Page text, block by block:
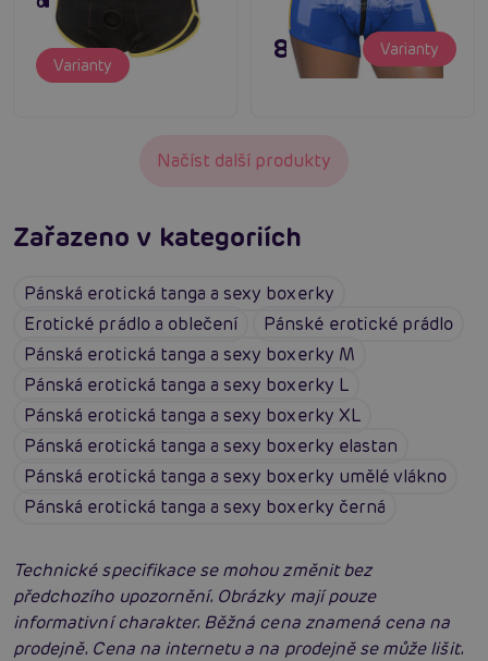
Varianty 895 Kč Varianty
Načíst další produkty
Zařazeno v kategoriích
Pánská erotická tanga a sexy boxerky
Erotické prádlo a oblečení
Pánské erotické prádlo
Pánská erotická tanga a sexy boxerky M
Pánská erotická tanga a sexy boxerky L
Pánská erotická tanga a sexy boxerky XL
Pánská erotická tanga a sexy boxerky elastan
Pánská erotická tanga a sexy boxerky umělé vlákno
Pánská erotická tanga a sexy boxerky černá
Technické specifikace se mohou změnit bez
předchozího upozornění. Obrázky mají pouze
informativní charakter. Běžná cena znamená cena na
prodejně. Cena na internetu a na prodejně se může lišit.